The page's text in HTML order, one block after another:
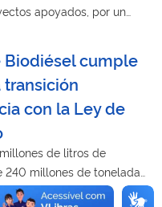
apoyados, por un
Biodiésel cumple
con la Ley de
de litros de
millones de toneladas
38 mil millones en